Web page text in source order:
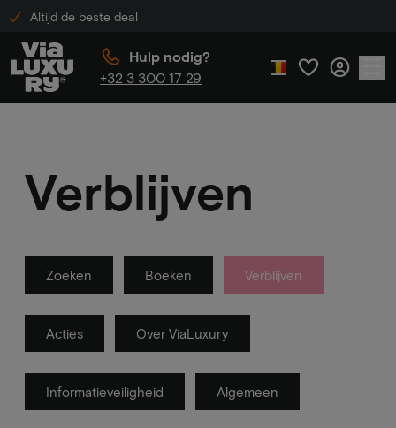
Altijd de beste deal
Hulp nodig?
+32 3 300 17 29
Verblijven
Zoeken Boeken Verblijven
Acties Over ViaLuxury
Informatieveiligheid Algemeen